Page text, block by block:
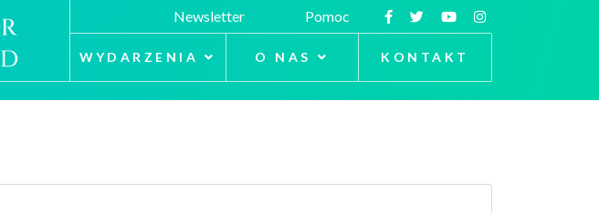
Newsletter Pomoc
WYDARZENIA O NAS KONTAKT